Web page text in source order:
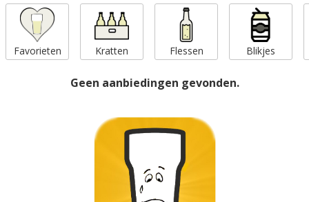
Favorieten Kratten Flessen Blikjes
Geen aanbiedingen gevonden.